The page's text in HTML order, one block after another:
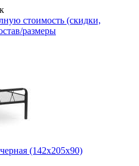
стоимость (скидки,
размеры
(142x205x90)